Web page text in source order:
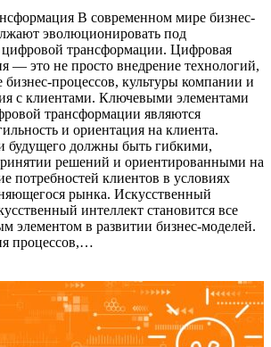
В современном мире бизнес-
эволюционировать под
цифровой трансформации. Цифровая
— это не просто внедрение технологий,
бизнес-процессов, культуры компании и
с клиентами. Ключевыми элементами
трансформации являются
и ориентация на клиента.
будущего должны быть гибкими,
решений и ориентированными на
потребностей клиентов в условиях
рынка. Искусственный
интеллект становится все
элементом в развитии бизнес-моделей.
процессов,…